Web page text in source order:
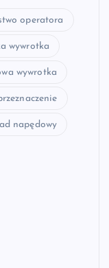
operatora
wywrotka
wywrotka
napędowy